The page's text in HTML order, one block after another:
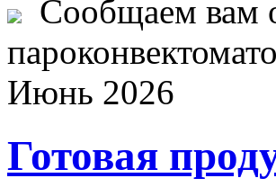
Сообщаем вам
Июнь 2026
Готовая